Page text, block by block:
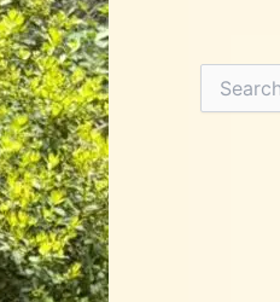
Pesquisar
por: